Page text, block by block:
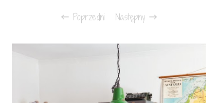
Poprzedni Następny